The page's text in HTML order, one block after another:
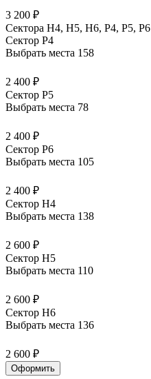
3 200 ₽
Сектора Н4, Н5, Н6, Р4, Р5, Р6
Сектор P4
Выбрать места 158
2 400 ₽
Сектор P5
Выбрать места 78
2 400 ₽
Сектор P6
Выбрать места 105
2 400 ₽
Сектор H4
Выбрать места 138
2 600 ₽
Сектор H5
Выбрать места 110
2 600 ₽
Сектор H6
Выбрать места 136
2 600 ₽
Оформить